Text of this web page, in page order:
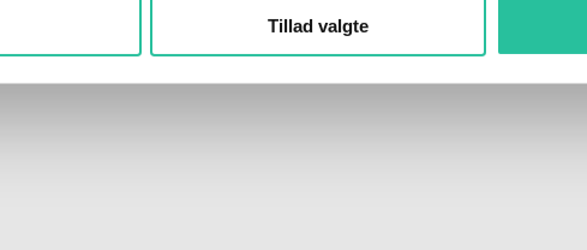
Tillad valgte